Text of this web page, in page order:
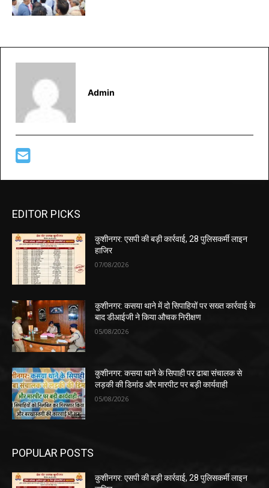
Admin
EDITOR PICKS
कुशीनगर: एसपी की बड़ी कार्रवाई, 28 पुलिसकर्मी लाइन
हाजिर
07/08/2026
कुशीनगर: कसया थाने में दो सिपाहियों पर सख्त कार्रवाई के
बाद डीआईजी ने किया औचक निरीक्षण
05/08/2026
कुशीनगर: कसया थाने के सिपाही पर ढाबा संचालक से
लड़की की डिमांड और मारपीट पर बड़ी कार्यवाही
05/08/2026
POPULAR POSTS
कुशीनगर: एसपी की बड़ी कार्रवाई, 28 पुलिसकर्मी लाइन